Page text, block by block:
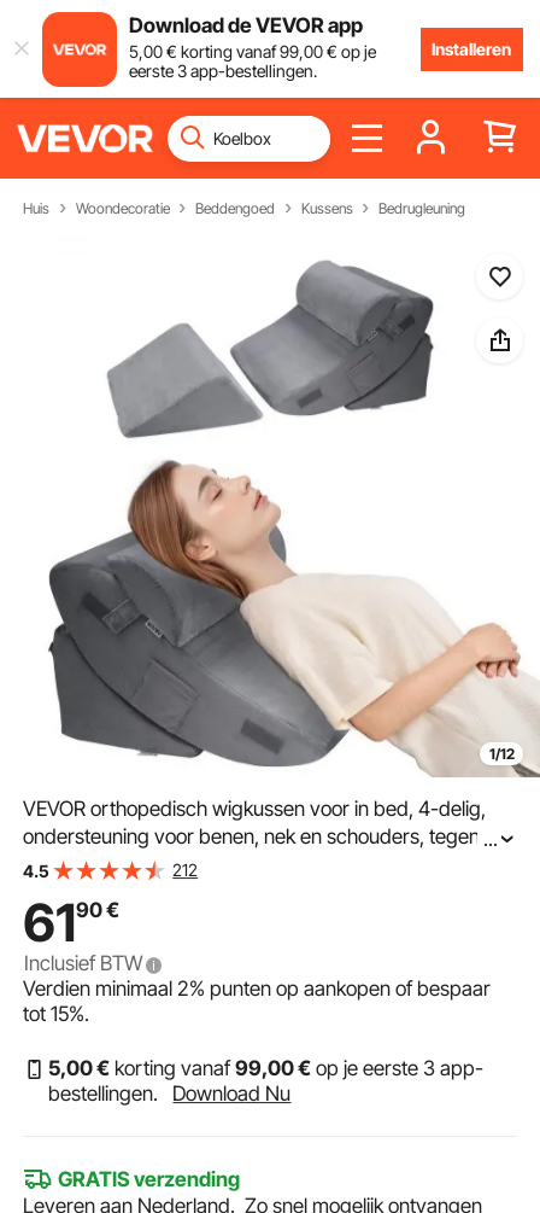
Download de VEVOR app
5,00€ korting vanaf99,00€ op je
eerste 3 app-bestellingen.
Installeren
Huis Woondecoratie Beddengoed Kussens Bedrugleuning
1/12
VEVOR orthopedisch wigkussen voor in bed, 4-delig,
ondersteuning voor benen, nek en schouders, tegen
rugpijn, brandend maagzuur, verlichting van snurken,
...
4.5 212
6190€
Inclusief BTW
Verdien minimaal2% punten op aankopen of bespaar
tot15%.
5,00€ korting vanaf99,00€ op je eerste 3 app-
bestellingen.
Download Nu
GRATIS verzending
Leveren aan Nederland.Zo snel mogelijk ontvangen